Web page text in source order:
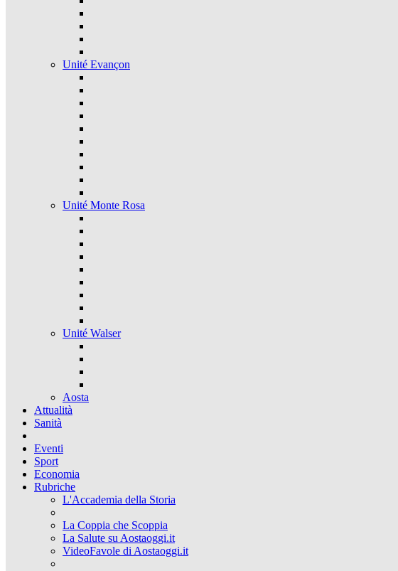
Unité Evançon
Unité Monte Rosa
Unité Walser
Aosta
Attualità
Sanità
Eventi
Sport
Economia
Rubriche
L'Accademia della Storia
La Coppia che Scoppia
La Salute su Aostaoggi.it
VideoFavole di Aostaoggi.it